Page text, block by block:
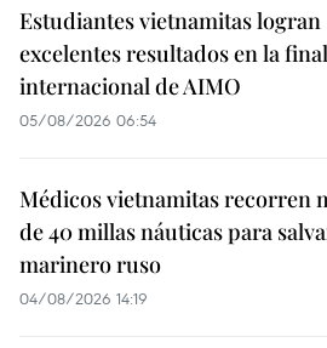
Estudiantes vietnamitas logran
excelentes resultados en la final
internacional de AIMO
05/08/2026 06:54
Médicos vietnamitas recorren
de 40 millas náuticas para
marinero ruso
04/08/2026 14:19